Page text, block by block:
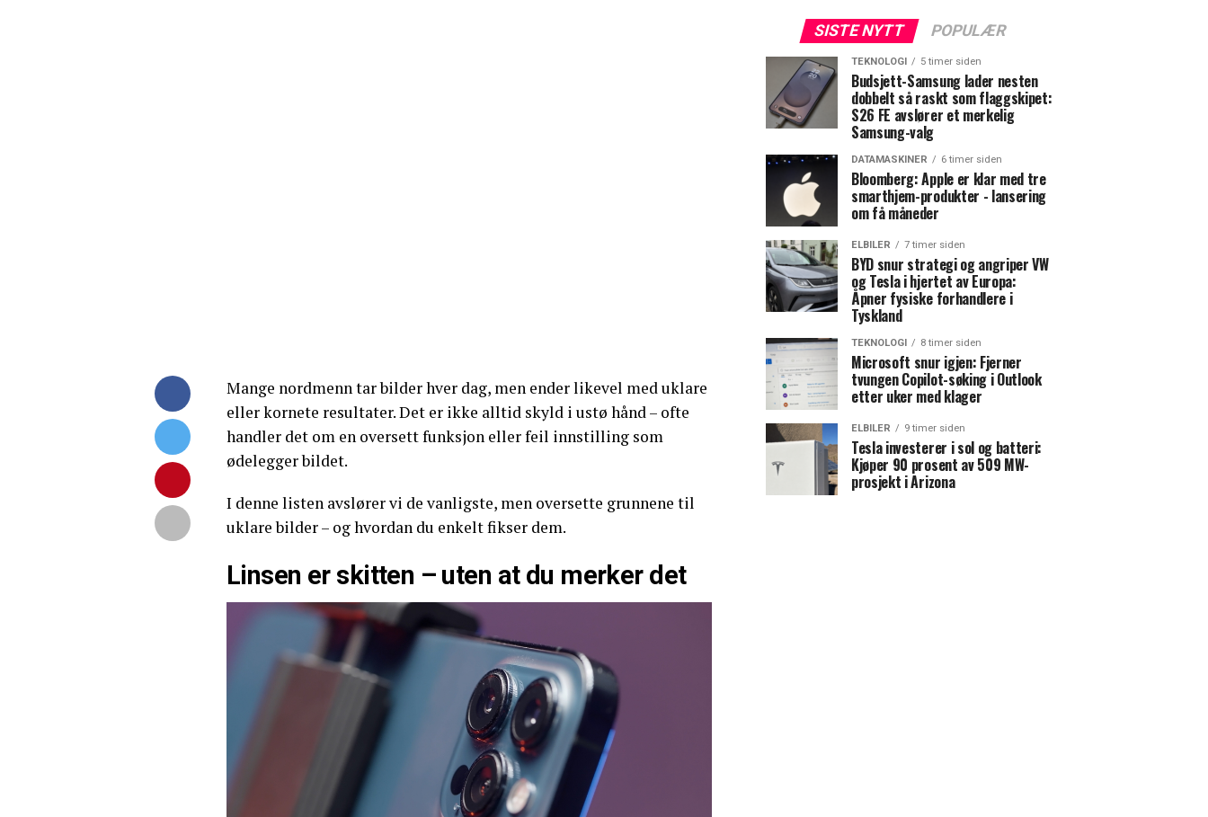
Mange nordmenn tar bilder hver dag, men ender likevel med uklare
eller kornete resultater. Det er ikke alltid skyld i ustø hånd – ofte
handler det om en oversett funksjon eller feil innstilling som
ødelegger bildet.
I denne listen avslører vi de vanligste, men oversette grunnene til
uklare bilder – og hvordan du enkelt fikser dem.
Linsen er skitten – uten at du merker det
SISTE NYTT POPULÆR
TEKNOLOGI 5 timer siden
Budsjett-Samsung lader nesten
dobbelt så raskt som flaggskipet:
S26 FE avslører et merkelig
Samsung-valg
DATAMASKINER 6 timer siden
Bloomberg: Apple er klar med tre
smarthjem-produkter - lansering
om få måneder
ELBILER 7 timer siden
BYD snur strategi og angriper VW
og Tesla i hjertet av Europa:
Åpner fysiske forhandlere i
Tyskland
TEKNOLOGI 8 timer siden
Microsoft snur igjen: Fjerner
tvungen Copilot-søking i Outlook
etter uker med klager
ELBILER 9 timer siden
Tesla investerer i sol og batteri:
Kjøper 90 prosent av 509 MW-
prosjekt i Arizona